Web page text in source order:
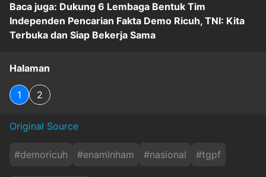
Baca juga: Dukung 6 Lembaga Bentuk Tim
Independen Pencarian Fakta Demo Ricuh, TNI: Kita
Terbuka dan Siap Bekerja Sama
Halaman
1 2
Original Source
#demoricuh #enamlnham #nasional #tgpf